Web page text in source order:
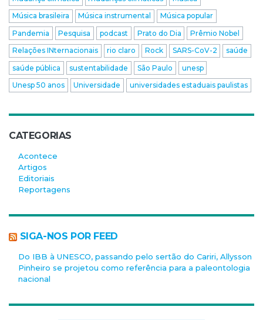
Música brasileira
Música instrumental
Música popular
Pandemia
Pesquisa podcast Prato do Dia
Prêmio Nobel
Relações INternacionais
rio claro Rock SARS-CoV-2
saúde
saúde pública
sustentabilidade São Paulo
unesp
Unesp 50 anos
Universidade universidades estaduais paulistas
CATEGORIAS
Acontece
Artigos
Editoriais
Reportagens
SIGA-NOS POR FEED
Do IBB à UNESCO, passando pelo sertão do Cariri, Allysson
Pinheiro se projetou como referência para a paleontologia
nacional